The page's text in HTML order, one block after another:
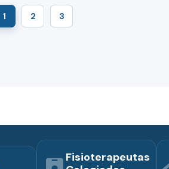
1 2 3
Fisioterapeutas